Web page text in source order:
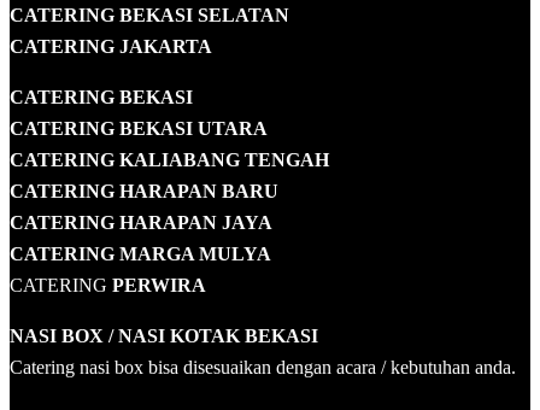
CATERING BEKASI SELATAN
CATERING JAKARTA
CATERING BEKASI
CATERING BEKASI UTARA
CATERING KALIABANG TENGAH
CATERING HARAPAN BARU
CATERING HARAPAN JAYA
CATERING MARGA MULYA
CATERING PERWIRA
NASI BOX / NASI KOTAK BEKASI
Catering nasi box bisa disesuaikan dengan acara / kebutuhan anda.